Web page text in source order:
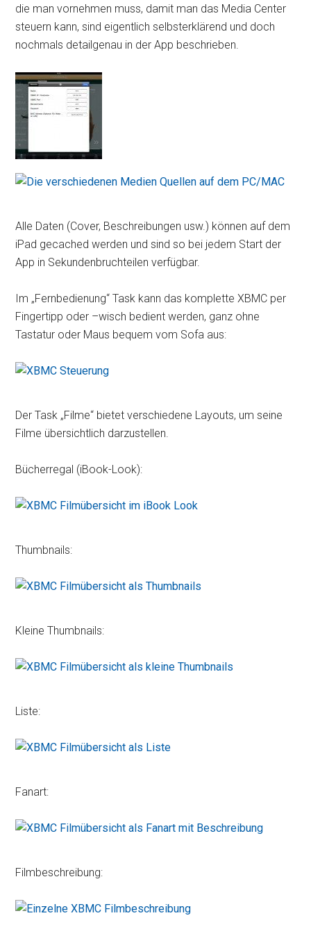
die man vornehmen muss, damit man das Media Center
steuern kann, sind eigentlich selbsterklärend und doch
nochmals detailgenau in der App beschrieben.
Alle Daten (Cover, Beschreibungen usw.) können auf dem
iPad gecached werden und sind so bei jedem Start der
App in Sekundenbruchteilen verfügbar.
Im „Fernbedienung“ Task kann das komplette XBMC per
Fingertipp oder –wisch bedient werden, ganz ohne
Tastatur oder Maus bequem vom Sofa aus:
Der Task „Filme“ bietet verschiedene Layouts, um seine
Filme übersichtlich darzustellen.
Bücherregal (iBook-Look):
Thumbnails:
Kleine Thumbnails:
Liste:
Fanart:
Filmbeschreibung: